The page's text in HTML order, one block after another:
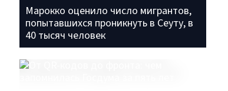
Марокко оценило число мигрантов,
попытавшихся проникнуть в Сеуту, в
40 тысяч человек